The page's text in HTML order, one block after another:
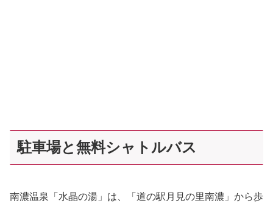
駐車場と無料シャトルバス
南濃温泉「水晶の湯」は、「道の駅月見の里南濃」から歩